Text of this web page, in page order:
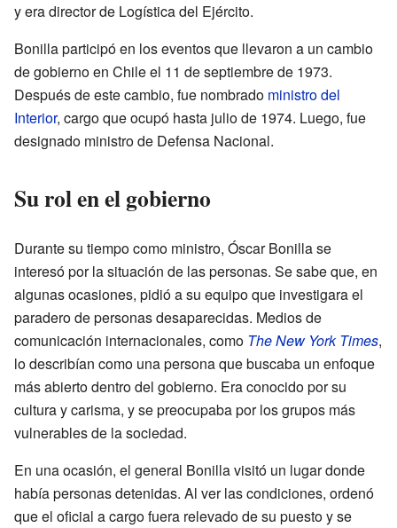
y era director de Logística del Ejército.
Bonilla participó en los eventos que llevaron a un cambio
de gobierno en Chile el 11 de septiembre de 1973.
Después de este cambio, fue nombrado ministro del
Interior, cargo que ocupó hasta julio de 1974. Luego, fue
designado ministro de Defensa Nacional.
Su rol en el gobierno
Durante su tiempo como ministro, Óscar Bonilla se
interesó por la situación de las personas. Se sabe que, en
algunas ocasiones, pidió a su equipo que investigara el
paradero de personas desaparecidas. Medios de
comunicación internacionales, como The New York Times,
lo describían como una persona que buscaba un enfoque
más abierto dentro del gobierno. Era conocido por su
cultura y carisma, y se preocupaba por los grupos más
vulnerables de la sociedad.
En una ocasión, el general Bonilla visitó un lugar donde
había personas detenidas. Al ver las condiciones, ordenó
que el oficial a cargo fuera relevado de su puesto y se